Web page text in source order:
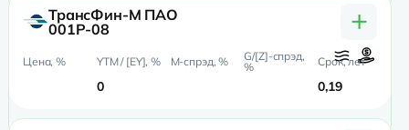
ТрансФин-М ПАО
001P-08
+
0 0,19